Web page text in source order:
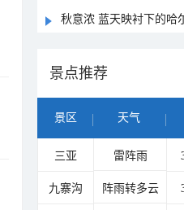
秋意浓 蓝天映衬下的哈
景点推荐
景区 天气
三亚 雷阵雨
九寨沟 阵雨转多云